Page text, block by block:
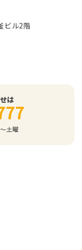
ビル2階
は
⼟曜